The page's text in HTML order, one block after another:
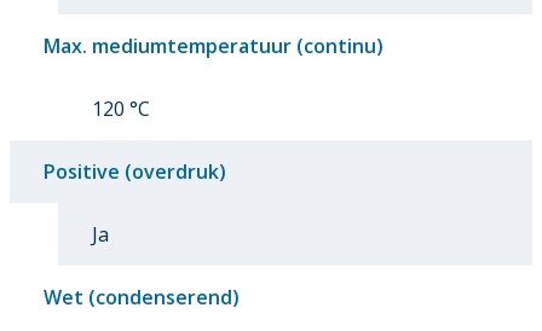
Max. mediumtemperatuur (continu)
120 °C
Positive (overdruk)
Ja
Wet (condenserend)